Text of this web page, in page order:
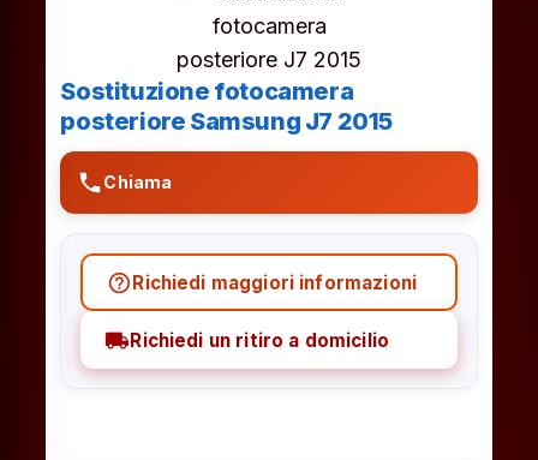
Sostituzione fotocamera
posteriore Samsung J7 2015
phoneChiama
help_outlineRichiedi maggiori informazioni
local_shippingRichiedi un ritiro a domicilio